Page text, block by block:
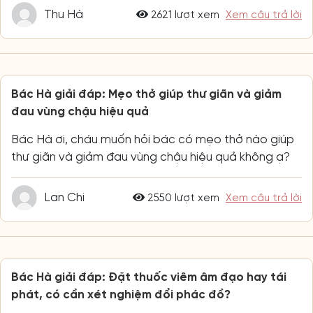
Thu Hà 2621 lượt xem Xem câu trả lời
Bác Hà giải đáp: Mẹo thở giúp thư giãn và giảm
đau vùng chậu hiệu quả
Bác Hà ơi, cháu muốn hỏi bác có mẹo thở nào giúp
thư giãn và giảm đau vùng chậu hiệu quả không ạ?
Lan Chi 2550 lượt xem Xem câu trả lời
Bác Hà giải đáp: Đặt thuốc viêm âm đạo hay tái
phát, có cần xét nghiệm đổi phác đồ?